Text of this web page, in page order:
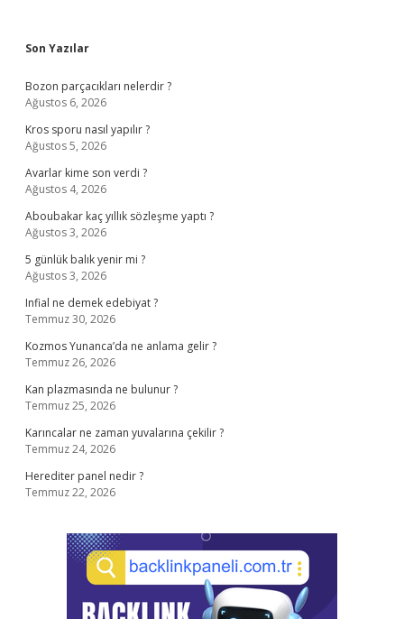
Sidebar
Son Yazılar
Bozon parçacıkları nelerdir ?
Ağustos 6, 2026
Kros sporu nasıl yapılır ?
Ağustos 5, 2026
Avarlar kime son verdi ?
Ağustos 4, 2026
Aboubakar kaç yıllık sözleşme yaptı ?
Ağustos 3, 2026
5 günlük balık yenir mi ?
Ağustos 3, 2026
Infial ne demek edebiyat ?
Temmuz 30, 2026
Kozmos Yunanca’da ne anlama gelir ?
Temmuz 26, 2026
Kan plazmasında ne bulunur ?
Temmuz 25, 2026
Karıncalar ne zaman yuvalarına çekilir ?
Temmuz 24, 2026
Herediter panel nedir ?
Temmuz 22, 2026